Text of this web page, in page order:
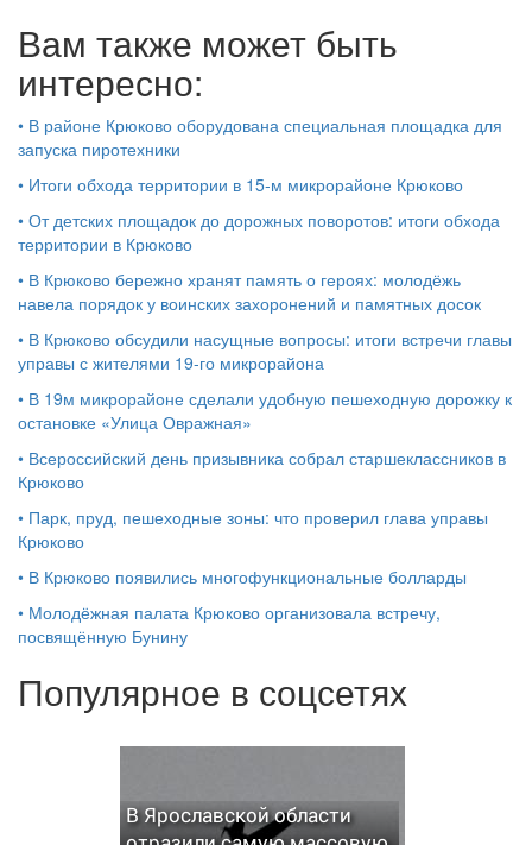
Вам также может быть
интересно:
• В районе Крюково оборудована специальная площадка для
запуска пиротехники
• Итоги обхода территории в 15‑м микрорайоне Крюково
• От детских площадок до дорожных поворотов: итоги обхода
территории в Крюково
• В Крюково бережно хранят память о героях: молодёжь
навела порядок у воинских захоронений и памятных досок
• В Крюково обсудили насущные вопросы: итоги встречи главы
управы с жителями 19‑го микрорайона
• В 19м микрорайоне сделали удобную пешеходную дорожку к
остановке «Улица Овражная»
• Всероссийский день призывника собрал старшеклассников в
Крюково
• Парк, пруд, пешеходные зоны: что проверил глава управы
Крюково
• В Крюково появились многофункциональные болларды
• Молодёжная палата Крюково организовала встречу,
посвящённую Бунину
Популярное в соцсетях
В Ярославской области